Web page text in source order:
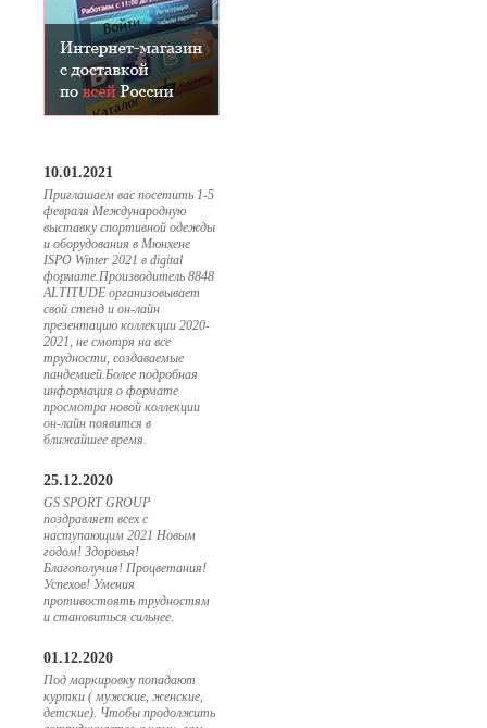
10.01.2021
Приглашаем вас посетить 1-5
февраля Международную
выставку спортивной одежды
и оборудования в Мюнхене
ISPO Winter 2021 в digital
формате.Производитель 8848
ALTITUDE организовывает
свой стенд и он-лайн
презентацию коллекции 2020-
2021, не смотря на все
трудности, создаваемые
пандемией.Более подробная
информация о формате
просмотра новой коллекции
он-лайн появится в
ближайшее время.
25.12.2020
GS SPORT GROUP
поздравляет всех с
наступающим 2021 Новым
годом! Здоровья!
Благополучия! Процветания!
Успехов! Умения
противостоять трудностям
и становиться сильнее.
01.12.2020
Под маркировку попадают
куртки ( мужские, женские,
детские). Чтобы продолжить